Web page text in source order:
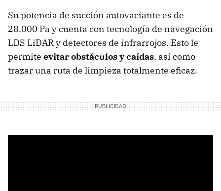
Su potencia de succión autovaciante es de
28.000 Pa y cuenta con tecnología de navegación
LDS LiDAR y detectores de infrarrojos. Esto le
permite evitar obstáculos y caídas, así como
trazar una ruta de limpieza totalmente eficaz.